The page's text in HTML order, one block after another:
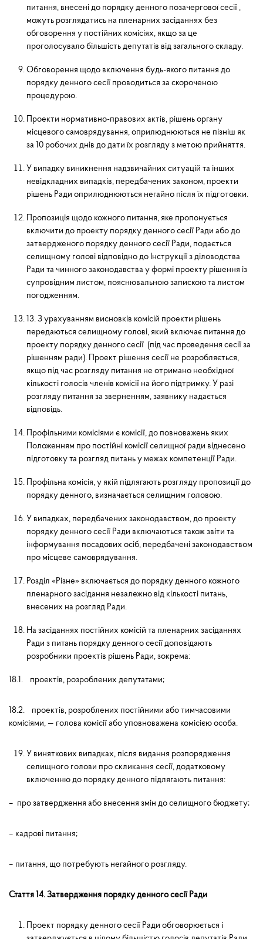
питання, внесені до порядку денного позачергової сесії ,
можуть розглядатись на пленарних засіданнях без
обговорення у постійних комісіях, якщо за це
проголосувало більшість депутатів від загального складу.
Обговорення щодо включення будь-якого питання до
порядку денного сесії проводиться за скороченою
процедурою.
Проекти нормативно-правових актів, рішень органу
місцевого самоврядування, оприлюднюються не пізніш як
за 10 робочих днів до дати їх розгляду з метою прийняття.
У випадку виникнення надзвичайних ситуацій та інших
невідкладних випадків, передбачених законом, проекти
рішень Ради оприлюднюються негайно після їх підготовки.
Пропозиція щодо кожного питання, яке пропонується
включити до проекту порядку денного сесії Ради або до
затвердженого порядку денного сесії Ради, подається
селищному голові відповідно до Інструкції з діловодства
Ради та чин­ного законодавства у формі проекту рішення із
супровідним листом, пояснювальною запискою та листом
погодженням.
13. З урахуванням висновків комісій проекти рішень
передаються селищному голові, який включає питання до
проекту порядку денного сесії (під час проведення сесії за
рішенням ради). Проект рішення сесії не розробляється,
якщо під час розгляду питання не отримано необхідної
кількості голосів членів комісії на його підтримку. У разі
розгляду питання за зверненням, заявнику надається
відповідь.
Профільними комісіями є комісії, до повноважень яких
Положенням про постійні комісії селищної ради віднесено
підготовку та розгляд питань у межах компетенції Ради.
Профільна комісія, у якій підлягають розгляду пропозиції до
порядку денного, визначається селищним голо­вою.
У випадках, передбачених законодавством, до проекту
порядку денного сесії Ради включаються та­кож звіти та
інформування посадових осіб, передбачені законодавством
про місцеве самоврядування.
Розділ «Різне» включається до порядку денного кожного
пленарного засідання незалежно від кількості питань,
внесених на розгляд Ради.
На засіданнях постійних комісій та пленарних засіданнях
Ради з питань порядку денного сесії доповідають
розробники проектів рішень Ради, зокрема:
18.1. проектів, розроблених депутатами;
18.2. проектів, розроблених постійними або тимчасовими
комісіями, — голова комісії або уповноважена комісією особа.
У виняткових випадках, після видання розпорядження
селищного голови про скликання сесії, додатковому
включенню до порядку денного підлягають питання:
– про затвердження або внесення змін до селищного бюджету;
– кадрові питання;
– питання, що потребують негайного розгляду.
Стаття 14. Затвердження порядку денного сесії Ради
Проект порядку денного сесії Ради обговорюється і